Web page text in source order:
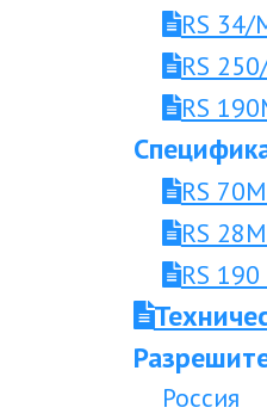
RS 34/
RS
RS
RS
RS
RS
Россия